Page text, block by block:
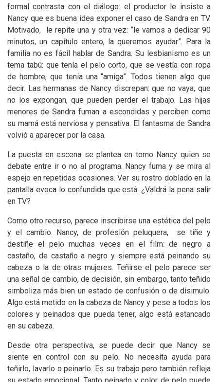
formal contrasta con el diálogo: el productor le insiste a
Nancy que es buena idea exponer el caso de Sandra en TV.
Motivado, le repite una y otra vez: “le vamos a dedicar 90
minutos, un capítulo entero, la queremos ayudar”. Para la
familia no es fácil hablar de Sandra. Su lesbianismo es un
tema tabú: que tenía el pelo corto, que se vestía con ropa
de hombre, que tenía una “amiga”. Todos tienen algo que
decir. Las hermanas de Nancy discrepan: que no vaya, que
no los expongan, que pueden perder el trabajo. Las hijas
menores de Sandra fuman a escondidas y perciben como
su mamá está nerviosa y pensativa. El fantasma de Sandra
volvió a aparecer por la casa.
La puesta en escena se plantea en torno Nancy quien se
debate entre ir o no al programa. Nancy fuma y se mira al
espejo en repetidas ocasiones. Ver su rostro doblado en la
pantalla evoca lo confundida que está: ¿Valdrá la pena salir
en TV?
Como otro recurso, parece inscribirse una estética del pelo
y el cambio. Nancy, de profesión peluquera, se tiñe y
destiñe el pelo muchas veces en el film: de negro a
castaño, de castaño a negro y siempre está peinando su
cabeza o la de otras mujeres. Teñirse el pelo parece ser
una señal de cambio, de decisión, sin embargo, tanto teñido
simboliza más bien un estado de confusión o de disimulo.
Algo está metido en la cabeza de Nancy y pese a todos los
colores y peinados que pueda tener, algo está estancado
en su cabeza.
Desde otra perspectiva, se puede decir que Nancy se
siente en control con su pelo. No necesita ayuda para
teñirlo, lavarlo o peinarlo. Es su trabajo pero también refleja